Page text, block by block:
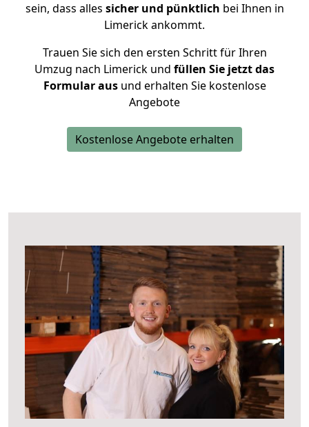
sein, dass alles sicher und pünktlich bei Ihnen in
Limerick ankommt.
Trauen Sie sich den ersten Schritt für Ihren
Umzug nach Limerick und füllen Sie jetzt das
Formular ausund erhalten Sie kostenlose
Angebote
Kostenlose Angebote erhalten